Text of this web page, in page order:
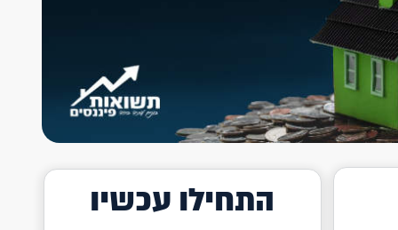
התחילו עכשיו